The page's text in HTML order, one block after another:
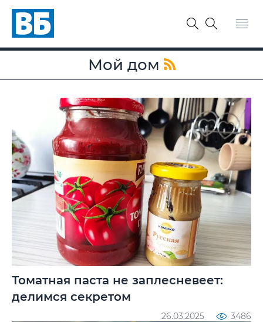
Мой дом
Томатная паста не заплесневеет:
делимся секретом
26.03.2025 3486